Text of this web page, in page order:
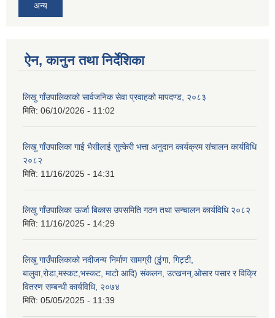
अन्य
ऐन, कानुन तथा निर्देशिका
लिखु गाँउपालिकाको सार्वजनिक सेवा प्रवाहको मापदण्ड, २०८३
मिति: 06/10/2026 - 11:02
लिखु गाँउपालिका गाई भैसीलाई सुत्केरी भत्ता अनुदान कार्यक्रम संचालन कार्यविधि
२०८२
मिति: 11/16/2025 - 14:31
लिखु गाँउपालिका ऊर्जा बिकास उपसमिति गठन तथा सन्चालन कार्यविधि २०८२
मिति: 11/16/2025 - 14:29
लिखु गाउँपालिकाको नदीजन्य निर्माण सामग्री (ढुंगा, गिट्टी,
बालुवा,रोडा,मस्कट,भस्कट, माटो आदि) संकलन, उत्खनन्,ओसार पसार र विक्रि
वितरण सम्बन्धी कार्यविधि, २०७४
मिति: 05/05/2025 - 11:39